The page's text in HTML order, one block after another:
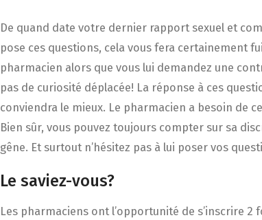
De quand date votre dernier rapport sexuel et
pose ces questions, cela vous fera certainement
pharmacien alors que vous lui demandez une
pas de curiosité déplacée! La réponse à ces
conviendra le mieux. Le pharmacien a besoin de
Bien sûr, vous pouvez toujours compter sur sa
gêne. Et surtout n’hésitez pas à lui poser vos
Le saviez-vous?
Les pharmaciens ont l’opportunité de s’inscrire 2